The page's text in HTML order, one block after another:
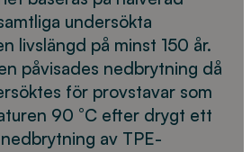
undersökta
livslängd på minst 150 år.
påvisades nedbrytning då
för provstavar som
90 °C efter drygt ett
av TPE-